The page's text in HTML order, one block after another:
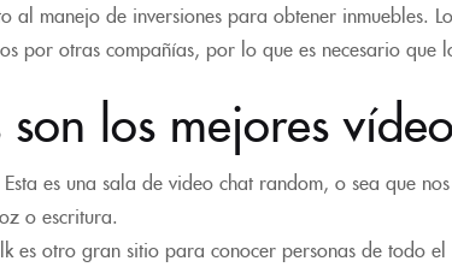
al manejo de inversiones para obtener inmuebles.
por otras compañías, por lo que es necesario que
son los mejores
es una sala de video chat random, o sea que
o escritura.
es otro gran sitio para conocer personas de todo el